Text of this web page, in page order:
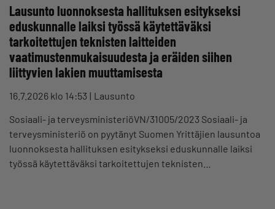
Lausunto luonnoksesta hallituksen esitykseksi
eduskunnalle laiksi työssä käytettäväksi
tarkoitettujen teknisten laitteiden
vaatimustenmukaisuudesta ja eräiden siihen
liittyvien lakien muuttamisesta
16.7.2026 klo 14:53
Lausunto
Sosiaali- ja terveysministeriöVN/31005/2023 Sosiaali- ja
terveysministeriö on pyytänyt Suomen Yrittäjien lausuntoa
luonnoksesta hallituksen esitykseksi eduskunnalle laiksi
työssä käytettäväksi tarkoitettujen teknisten…